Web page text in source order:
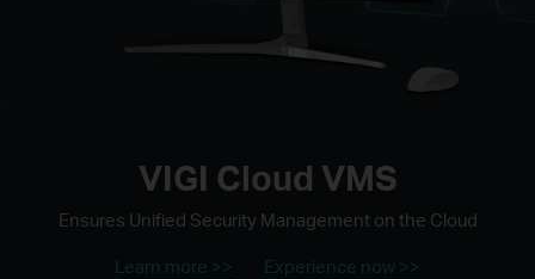
VIGI Cloud VMS
Ensures Unified Security Management on the Cloud
Learn more >> Experience now >>